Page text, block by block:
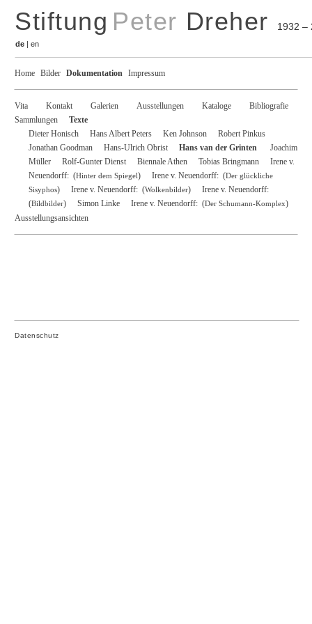
Stiftung Peter Dreher 1932 –
de | en
Home Bilder Dokumentation Impressum
Vita Kontakt Galerien Ausstellungen Kataloge
Bibliografie
Sammlungen
Texte
Dieter Honisch
Hans Albert Peters Ken Johnson
Robert Pinkus
Jonathan Goodman
Hans-Ulrich Obrist Hans van der Grinten
Joachim
Müller
Rolf-Gunter Dienst Biennale Athen Tobias Bringmann
Irene v.
Neuendorff: (Hinter dem Spiegel) Irene v. Neuendorff: (Der glückliche
Sisyphos) Irene v. Neuendorff: (Wolkenbilder)
Irene v. Neuendorff:
(Bildbilder) Simon Linke Irene v. Neuendorff: (Der Schumann-Komplex)
Ausstellungsansichten
Datenschutz